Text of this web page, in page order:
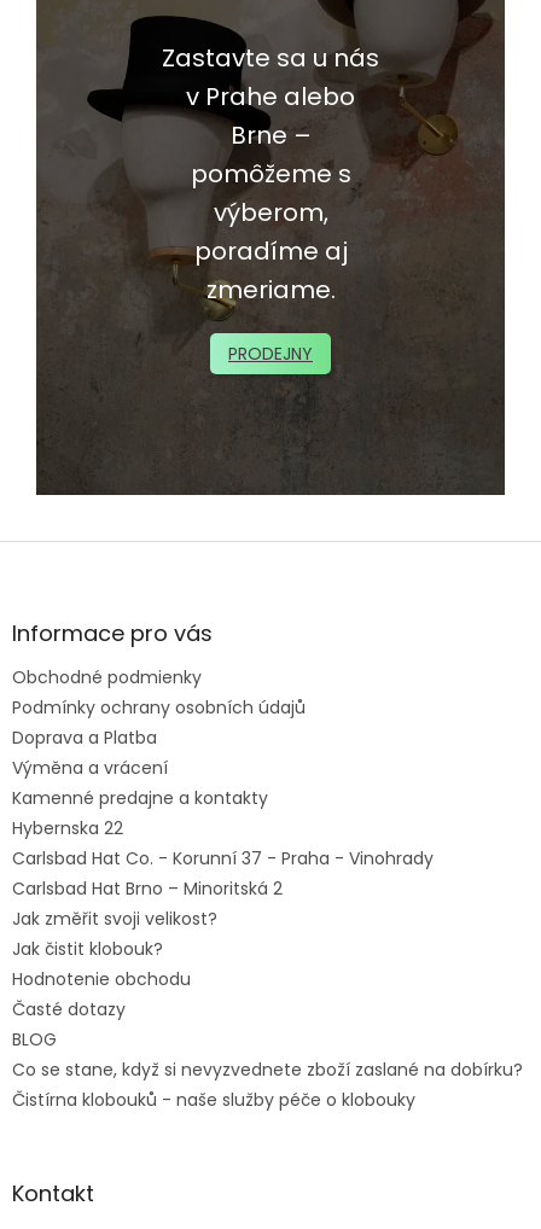
Zastavte sa u nás
v Prahe alebo
Brne –
pomôžeme s
výberom,
poradíme aj
zmeriame.
PRODEJNY
Z
ä
e
Informace pro vás
Obchodné podmienky
Podmínky ochrany osobních údajů
Doprava a Platba
Výměna a vrácení
Kamenné predajne a kontakty
Hybernska 22
Carlsbad Hat Co. - Korunní 37 - Praha - Vinohrady
Carlsbad Hat Brno – Minoritská 2
Jak změřit svoji velikost?
Jak čistit klobouk?
Hodnotenie obchodu
Časté dotazy
BLOG
Co se stane, když si nevyzvednete zboží zaslané na dobírku?
Čistírna klobouků - naše služby péče o klobouky
Kontakt